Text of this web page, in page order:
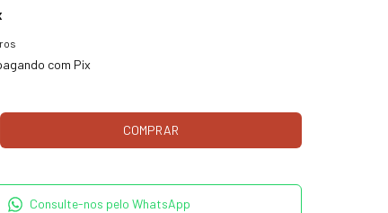
com Pix
Consulte-nos pelo WhatsApp